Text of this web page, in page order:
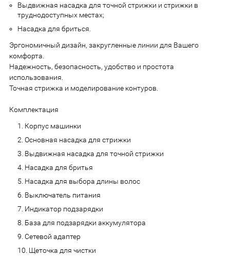
Выдвижная насадка для точной стрижки и стрижки в
труднодоступных местах;
Насадка для бриться.
Эргономичный дизайн, закругленные линии для Вашего
комфорта.
Надежность, безопасность, удобство и простота
использования.
Точная стрижка и моделирование контуров.
Комплектация
Корпус машинки
Основная насадка для стрижки
Выдвижная насадка для точной стрижки
Насадка для бритья
Насадка для выбора длины волос
Выключатель питания
Индикатор подзарядки
База для подзарядки аккумулятора
Сетевой адаптер
Щеточка для чистки